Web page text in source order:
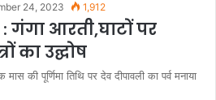
24, 2023 1,912
गंगा आरती,घाटों पर
का उद्घोष
की पूर्णिमा तिथि पर देव दीपावली का पर्व मनाया